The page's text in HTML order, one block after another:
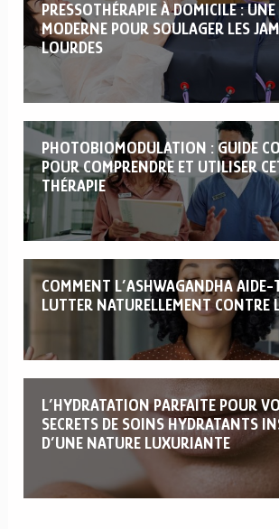
PRESSOTHÉRAPIE À DOMICILE :
MODERNE POUR SOULAGER LES
LOURDES
PHOTOBIOMODULATION : GUIDE
POUR COMPRENDRE ET UTILISER
THÉRAPIE
COMMENT L’ASHWAGANDHA AIDE-
LUTTER NATURELLEMENT CONTRE
L’HYDRATATION PARFAITE POUR
SECRETS DE SOINS HYDRATANTS
D’UNE NATURE LUXURIANTE